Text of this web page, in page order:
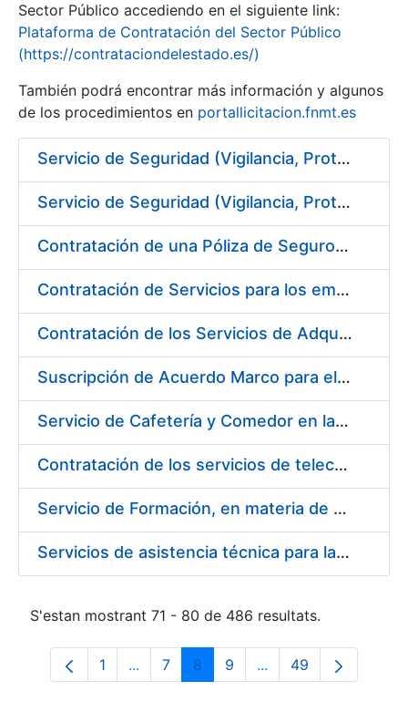
Mostra/Amaga
Sector Público accediendo en el siguiente link:
Plataforma de Contratación del Sector Público
(https://contrataciondelestado.es/)
También podrá encontrar más información y algunos
de los procedimientos en portallicitacion.fnmt.es
Servicio de Seguridad (Vigilancia, Protección y Control) en los centros de la FNMT-RCM en Burgos
Servicio de Seguridad (Vigilancia, Protección y Control) en los centros de la FNMT-RCM en Madrid
Contratación de una Póliza de Seguro Colectivo de Asistencia Sanitaria para la Fábrica Nacional de Moneda y Timbre – Real Casa de la Moneda
Contratación de Servicios para los empleados de la Fábrica Nacional de Moneda y Timbre-Real Casa de la Moneda para el año 2020, en ejecución de la sentencia número 511/2020 de la Sala de lo Social del Tribunal Supremo (Cesta de Navidad)
Contratación de los Servicios de Adquisición, Renovación y Mantenimiento de Licencias Software de Ofimática ( 2 lotes)
Suscripción de Acuerdo Marco para el Suministro de Material de Acero Inoxidable de la Entidad Pública Empresarial Fábrica Nacional de Moneda y Timbre-Real Casa de la Moneda (FNMT-RCM)
Servicio de Cafetería y Comedor en la sede central de la Fábrica Nacional de Moneda y Timbre-Real Casa de la Moneda en Madrid
Contratación de los servicios de telecomunicaciones para la FNMT-RCM
Servicio de Formación, en materia de Prevención de Riesgos Laborales, de Cursos de Operador de Carretillas de Manutención, Puente Grúa, Polipastos y Plataformas Móviles de Personal (PEMP), en su sede de Madrid y Burgos
Servicios de asistencia técnica para la realización de análisis de las aguas potables
S'estan mostrant 71 - 80 de 486 resultats.
Pàgina
1 ...Pàgines intermèdies Utilitzeu TAB per
Pàgina
7 Pàgina
8 Pàgina
9 ...Pàgines intermèdies
Pàgina
49